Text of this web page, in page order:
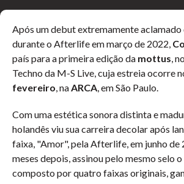
Após um debut extremamente
durante o Afterlife em março de 2022,
país para a primeira edição da mottus,
Techno da M-S Live, cuja estreia ocorre
fevereiro, naARCA, em São Paulo.
Com uma estética sonora distinta e
holandês viu sua carreira decolar após
faixa, "Amor", pela Afterlife, em junho de
meses depois, assinou pelo mesmo selo
composto por quatro faixas originais,